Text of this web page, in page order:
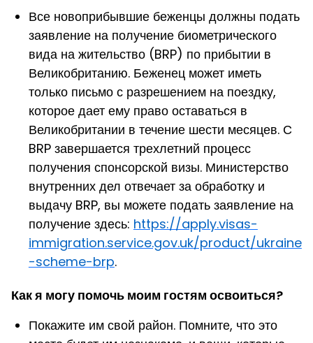
Все новоприбывшие беженцы должны подать
заявление на получение биометрического
вида на жительство (BRP) по прибытии в
Великобританию. Беженец может иметь
только письмо с разрешением на поездку,
которое дает ему право оставаться в
Великобритании в течение шести месяцев. С
BRP завершается трехлетний процесс
получения спонсорской визы. Министерство
внутренних дел отвечает за обработку и
выдачу BRP, вы можете подать заявление на
получение здесь: https://apply.visas-
immigration.service.gov.uk/product/ukraine
-scheme-brp.
Как я могу помочь моим гостям освоиться?
Покажите им свой район. Помните, что это